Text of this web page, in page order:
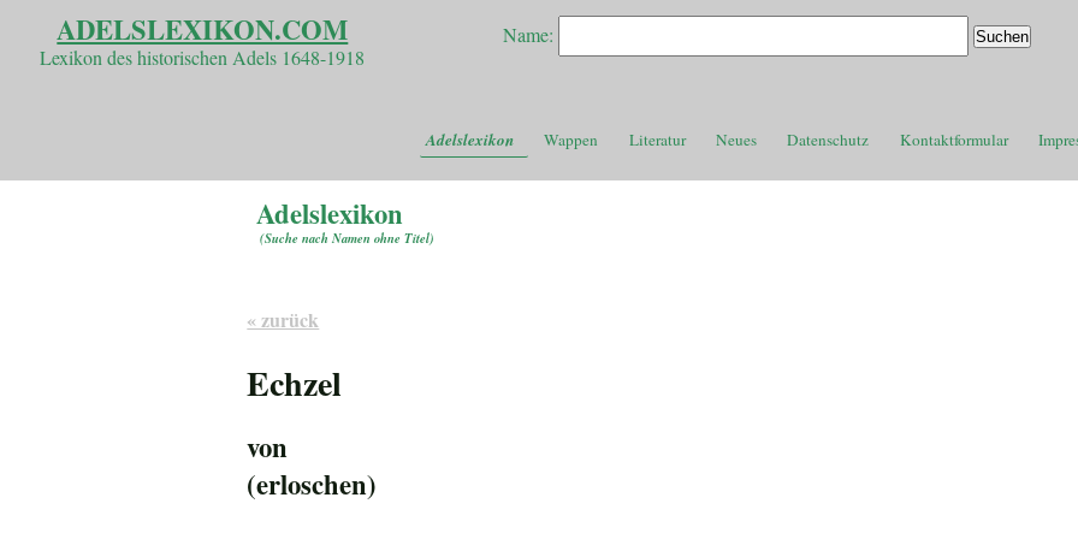
ADELSLEXIKON.COM
Lexikon des historischen Adels 1648-1918
Name:
Adelslexikon Wappen Literatur Neues Datenschutz Kontaktformular
Adelslexikon
(Suche nach Namen ohne Titel)
« zurück
Echzel
von
(erloschen)